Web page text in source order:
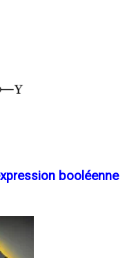
booléenne